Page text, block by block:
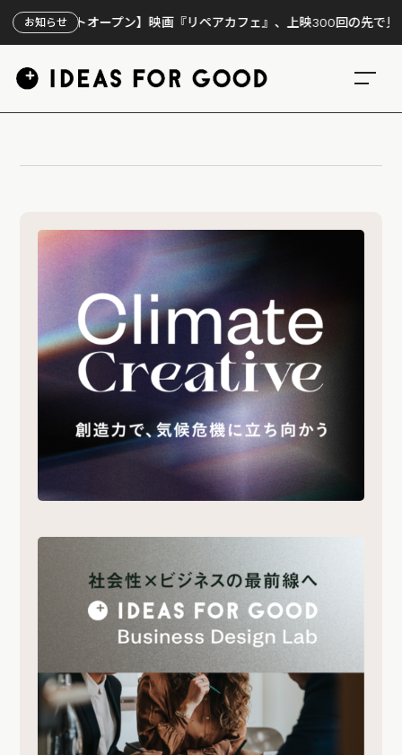
お知らせ
設サイトオープン】映画『リペアカフェ』、上映300回の先で見えて